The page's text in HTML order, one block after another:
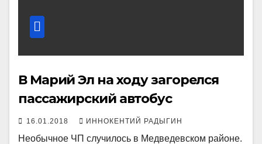
В Марий Эл на ходу загорелся
пассажирский автобус
16.01.2018 ИННОКЕНТИЙ РАДЫГИН
Необычное ЧП случилось в Медведевском районе.